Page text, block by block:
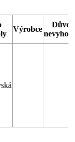
Výrobce
Důvod